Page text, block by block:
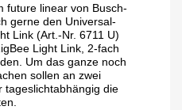
future linear von Busch-
gerne den Universal-
Link (Art.-Nr. 6711 U)
Light Link, 2-fach
Um das ganze noch
sollen an zwei
tageslichtabhängig die